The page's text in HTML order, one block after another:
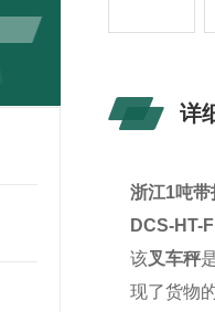
详
浙江1吨
DCS-HT-
该叉车秤
现了货物